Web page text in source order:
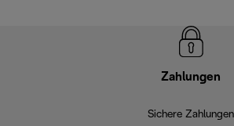
Zahlungen
Sichere Zahlungen